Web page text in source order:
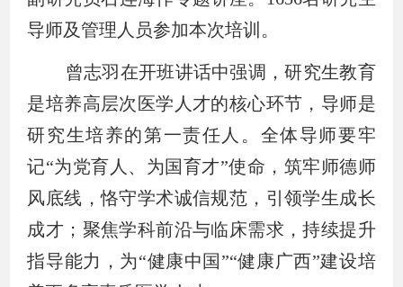
导师及管理人员参加本次培训。
曾志羽在开班讲话中强调，研究生教育
是培养高层次医学人才的核心环节，导师是
研究生培养的第一责任人。全体导师要牢
记“为党育人、为国育才”使命，筑牢师德师
风底线，恪守学术诚信规范，引领学生成长
成才；聚焦学科前沿与临床需求，持续提升
指导能力，为“健康中国”“健康广西”建设培